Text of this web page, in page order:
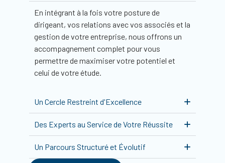
En intégrant à la fois votre posture de
dirigeant, vos relations avec vos associés et la
gestion de votre entreprise, nous offrons un
accompagnement complet pour vous
permettre de maximiser votre potentiel et
celui de votre étude.
Un Cercle Restreint d'Excellence
Des Experts au Service de Votre Réussite
Un Parcours Structuré et Évolutif